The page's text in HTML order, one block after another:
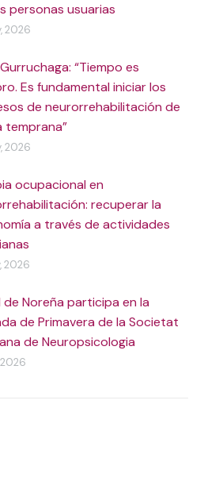
personas usuarias
2026
“Tiempo es
Es fundamental iniciar los
de neurorrehabilitación de
temprana”
2026
ocupacional en
recuperar la
a través de actividades
2026
de Noreña participa en la
de Primavera de la Societat
de Neuropsicologia